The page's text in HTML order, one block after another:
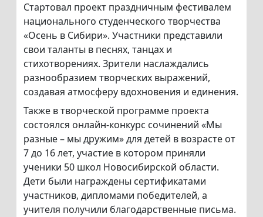
Стартовал проект праздничным фестивалем
национального студенческого творчества
«Осень в Сибири». Участники представили
свои таланты в песнях, танцах и
стихотворениях. Зрители наслаждались
разнообразием творческих выражений,
создавая атмосферу вдохновения и единения.
Также в творческой программе проекта
состоялся онлайн-конкурс сочинений «Мы
разные – мы дружим» для детей в возрасте от
7 до 16 лет, участие в котором приняли
ученики 50 школ Новосибирской области.
Дети были награждены сертификатами
участников, дипломами победителей, а
учителя получили благодарственные письма.